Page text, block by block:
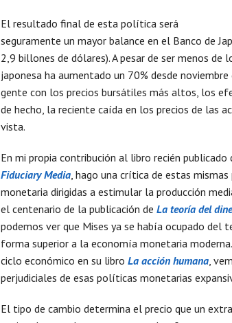
El resultado final de esta política será
seguramente un mayor balance en el Banco de
2,9 billones de dólares). A pesar de ser menos
japonesa ha aumentado un 70% desde
gente con los precios bursátiles más altos, los
de hecho, la reciente caída en los precios de las
vista.
En mi propia contribución al libro recién publicado
Fiduciary Media , hago una crítica de estas
monetaria dirigidas a estimular la producción
el centenario de la publicación de La teoría del
podemos ver que Mises ya se había ocupado del
forma superior a la economía monetaria
ciclo económico en su libro La acción humana ,
perjudiciales de esas políticas monetarias
El tipo de cambio determina el precio que un